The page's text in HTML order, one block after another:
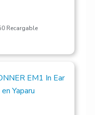
Recargable